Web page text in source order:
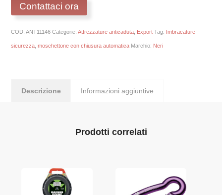
Contattaci ora
COD:ANT11146 Categorie:Attrezzature anticaduta Export Tag: Imbracature
sicurezza ,moschettone con chiusura automatica Marchio: Neri
Descrizione Informazioni aggiuntive
Prodotti correlati